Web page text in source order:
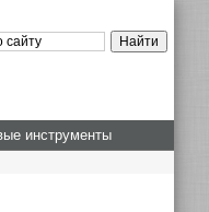
инструменты